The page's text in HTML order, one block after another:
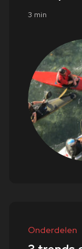
3 min
Onderdelen